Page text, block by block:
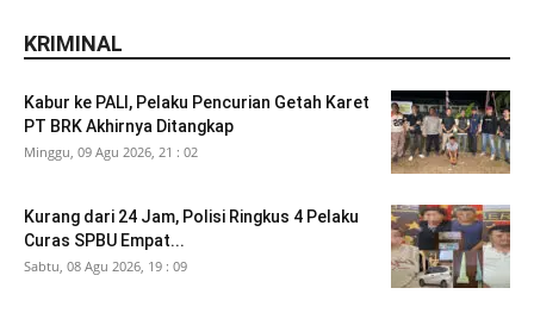
KRIMINAL
Kabur ke PALI, Pelaku Pencurian Getah Karet
PT BRK Akhirnya Ditangkap
Minggu, 09 Agu 2026, 21 : 02
Kurang dari 24 Jam, Polisi Ringkus 4 Pelaku
Curas SPBU Empat...
Sabtu, 08 Agu 2026, 19 : 09